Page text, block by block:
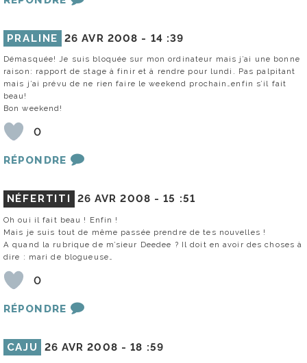
PRALINE 26 AVR 2008 - 14 :39
Démasquée! Je suis bloquée sur mon ordinateur mais j’ai une bonne
raison: rapport de stage à finir et à rendre pour lundi. Pas palpitant
mais j’ai prévu de ne rien faire le weekend prochain…enfin s’il fait
beau!
Bon weekend!
0
RÉPONDRE
NÉFERTITI 26 AVR 2008 -15 :51
Oh oui il fait beau ! Enfin !
Mais je suis tout de même passée prendre de tes nouvelles !
A quand la rubrique de m’sieur Deedee ? Il doit en avoir des choses à
dire : mari de blogueuse…
0
RÉPONDRE
CAJU 26 AVR 2008 -18 :59